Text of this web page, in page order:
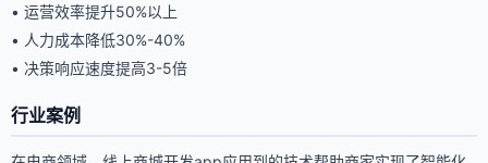
• 运营效率提升50%以上
• 人力成本降低30%-40%
• 决策响应速度提高3-5倍
行业案例